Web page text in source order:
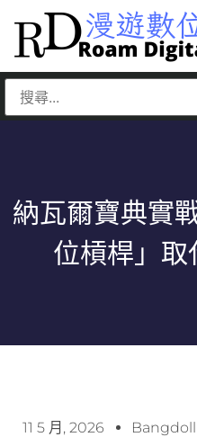
納瓦爾寶典實
位槓桿」取
11 5 月, 2026 Bangdoll